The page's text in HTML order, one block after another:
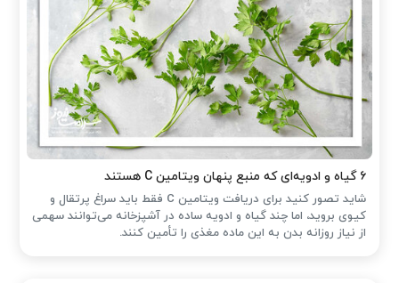
۶ گیاه و ادویه‌ای که منبع پنهان ویتامین C هستند
شاید تصور کنید برای دریافت ویتامین C فقط باید سراغ پرتقال و
کیوی بروید، اما چند گیاه و ادویه ساده در آشپزخانه می‌توانند سهمی
از نیاز روزانه بدن به این ماده مغذی را تأمین کنند.